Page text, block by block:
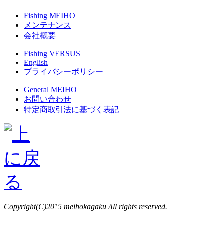
Fishing MEIHO
メンテナンス
会社概要
Fishing VERSUS
English
プライバシーポリシー
General MEIHO
お問い合わせ
特定商取引法に基づく表記
Copyright(C)2015 meihokagaku All rights reserved.